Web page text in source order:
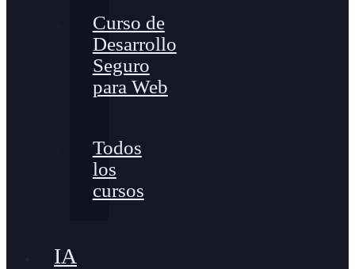
Curso de
Desarrollo
Seguro
para Web
Todos
los
cursos
IA